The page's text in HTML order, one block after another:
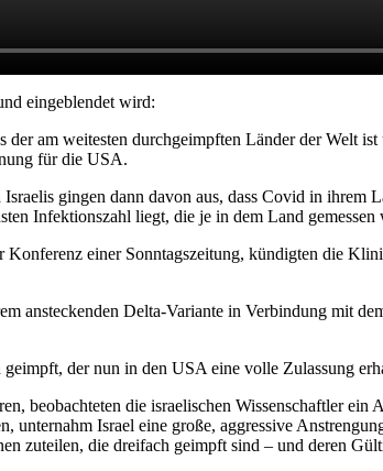
eingeblendet wird:
am weitesten durchgeimpften Länder der Welt
für die USA.
gingen dann davon aus, dass Covid in ihrem
Infektionszahl liegt, die je in dem Land
einer Sonntagszeitung, kündigten die
ansteckenden Delta-Variante in Verbindung mit
der nun in den USA eine volle Zulassung
beobachteten die israelischen Wissenschaftler
Israel eine große, aggressive
zuteilen, die dreifach geimpft sind – und deren